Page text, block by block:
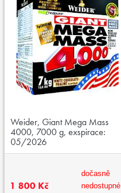
Weider, Giant Mega Mass
4000, 7000 g, exspirace:
05/2026
1 800 Kč
dočasně
nedostupné